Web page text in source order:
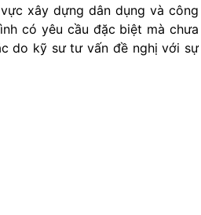
xây dựng dân dụng và công
có yêu cầu đặc biệt mà chưa
do kỹ sư tư vấn đề nghị với sự